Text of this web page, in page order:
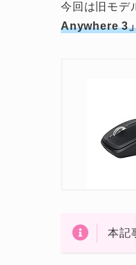
今回は旧モデ
Anywhere 3
本記